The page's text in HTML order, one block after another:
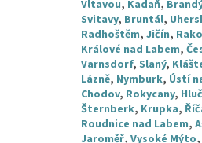
Vltavou, Kadaň,
Svitavy, Bruntál,
Radhoštěm, Jičín,
Králové nad Labem,
Varnsdorf, Slaný,
Lázně, Nymburk, Ústí
Chodov, Rokycany,
Šternberk, Krupka,
Roudnice nad Labem,
Jaroměř, Vysoké Mýto,